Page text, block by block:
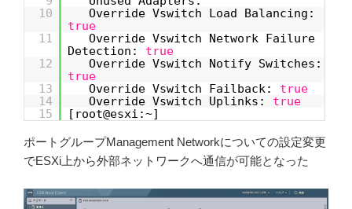
10
Override Vswitch Load Balancing:
true
11
Override Vswitch Network Failure
Detection: true
12
Override Vswitch Notify Switches:
true
13
Override Vswitch Failback: true
14
Override Vswitch Uplinks: true
15
[root@esxi:~]
ポートグループManagement Networkについての設定変更
でESXi上から外部ネットワークへ通信が可能となった